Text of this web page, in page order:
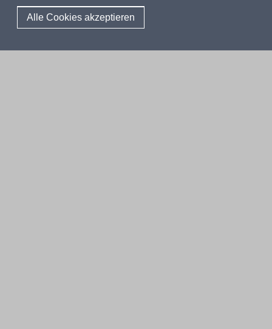
Alle Cookies akzeptieren
KI:EB
© 2026 QUA-LiS
Fußzeile
Impressum Datenschutzerklärung